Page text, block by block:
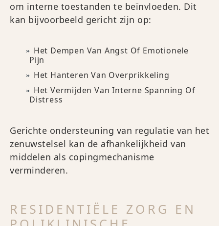
om interne toestanden te beïnvloeden. Dit
kan bijvoorbeeld gericht zijn op:
Het Dempen Van Angst Of Emotionele
Pijn
Het Hanteren Van Overprikkeling
Het Vermijden Van Interne Spanning Of
Distress
Gerichte ondersteuning van regulatie van het
zenuwstelsel kan de afhankelijkheid van
middelen als copingmechanisme
verminderen.
RESIDENTIËLE ZORG EN